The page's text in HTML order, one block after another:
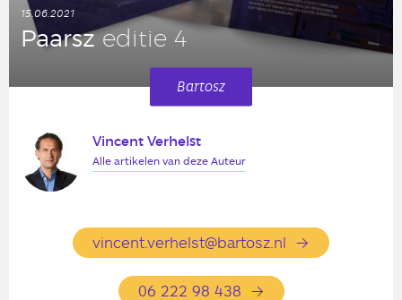
Paarszeditie 4
15.06.2021
Bartosz
Vincent Verhelst
Alle artikelen van deze Auteur
vincent.verhelst@bartosz.nl
06 222 98 438